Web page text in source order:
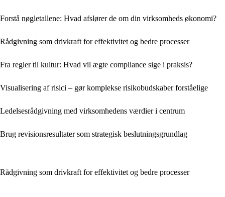
Forstå nøgletallene: Hvad afslører de om din virksomheds økonomi?
Rådgivning som drivkraft for effektivitet og bedre processer
Fra regler til kultur: Hvad vil ægte compliance sige i praksis?
Visualisering af risici – gør komplekse risikobudskaber forståelige
Ledelsesrådgivning med virksomhedens værdier i centrum
Brug revisionsresultater som strategisk beslutningsgrundlag
Rådgivning som drivkraft for effektivitet og bedre processer